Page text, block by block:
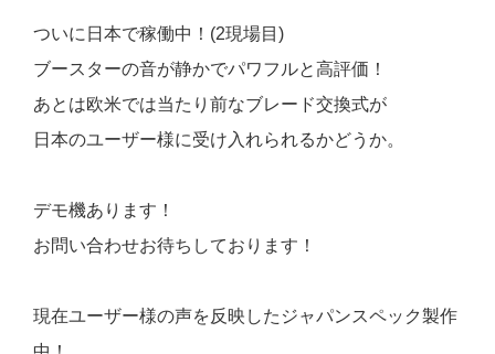
ついに日本で稼働中！(2現場目)
ブースターの音が静かでパワフルと高評価！
あとは欧米では当たり前なブレード交換式が
日本のユーザー様に受け入れられるかどうか。
デモ機あります！
お問い合わせお待ちしております！
現在ユーザー様の声を反映したジャパンスペック製作